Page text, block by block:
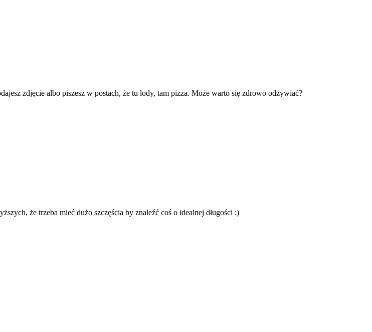
zdjęcie albo piszesz w postach, że tu lody, tam pizza. Może warto się zdrowo odżywiać?
że trzeba mieć dużo szczęścia by znaleźć coś o idealnej długości :)